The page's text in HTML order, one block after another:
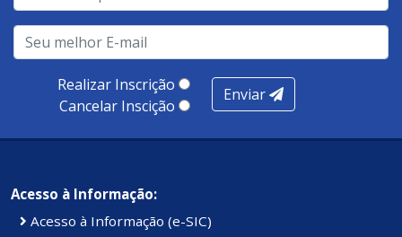
infraestrutura, presença digital e cobertura e
produtividade. Somados, todos as categorias totalizam
Kennedy.Realizar Inscrição
Cancelar Inscição
Enviar
Acesso à Informação:
Acesso à Informação (e-SIC)